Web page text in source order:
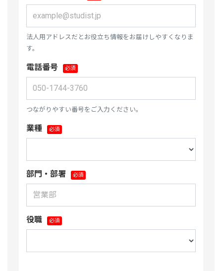
法人用アドレスだとお役立ち情報をお届けしやすくなりま
す。
電話番号
つながりやすい番号をご入力ください。
業種
部門・部署
役職